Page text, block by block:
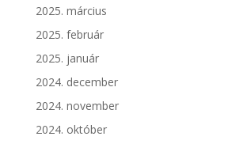
2025. március
2025. február
2025. január
2024. december
2024. november
2024. október